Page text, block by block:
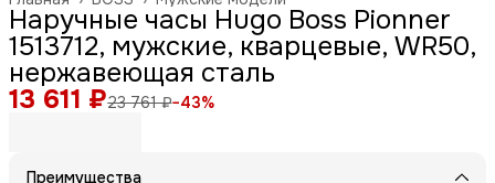
Наручные часы Hugo Boss Pionner
1513712, мужские, кварцевые, WR50,
нержавеющая сталь
13 611 ₽23 761 ₽−43%
Преимущества